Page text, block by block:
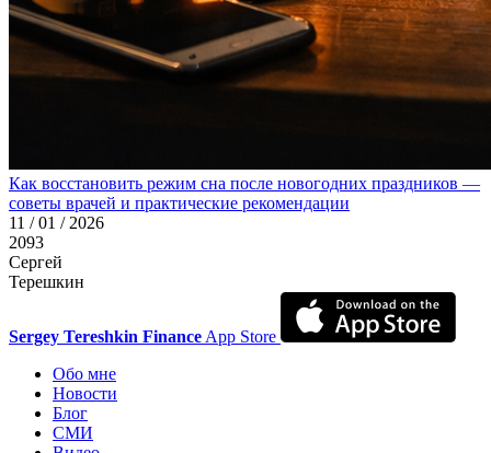
Как восстановить режим сна после новогодних праздников —
советы врачей и практические рекомендации
11 / 01 / 2026
2093
Сергей
Терешкин
Sergey Tereshkin Finance App Store
Обо мне
Новости
Блог
СМИ